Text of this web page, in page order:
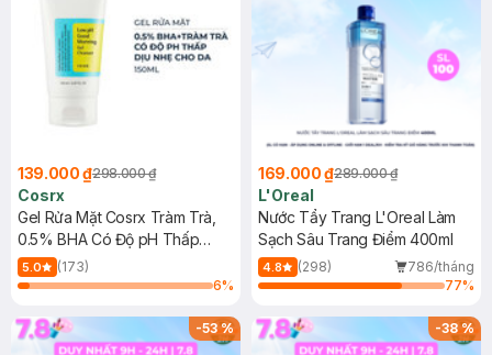
139.000 ₫298.000 ₫
Cosrx
Gel Rửa Mặt Cosrx Tràm Trà,
0.5% BHA Có Độ pH Thấp
150ml
5.0
(173)
6%
169.000 ₫289.000 ₫
L'Oreal
Nước Tẩy Trang L'Oreal Làm
Sạch Sâu Trang Điểm 400ml
4.8 (298)
786/tháng
77%
-53% -38%